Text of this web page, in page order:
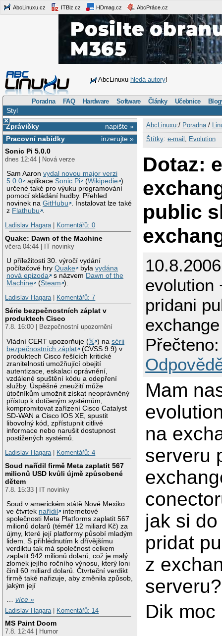
AbcLinuxu.cz ITBiz.cz HDmag.cz AbcPráce.cz
AbcLinuxu hledá autory!
Poradna FAQ Hardware Software Články Učebnice
Styl
×
napište »
Zprávičky
inzerujte »
Pracovní nabídky
Sonic Pi 5.0.0
dnes 12:44 | Nová verze
Sam Aaronvydal novou major verzi
5.0.0
aplikaceSonic Pi (Wikipedie )
určené také pro výuku programování
pomocí skládání hudby. Přehled
novinek naGitHubu
. Instalovat lze také
z Flathubu
Ladislav Hagara| Komentářů: 0
Quake: Dawn of the Machine
včera 04:44 | IT novinky
U příležitosti 30. výročí vydání
počítačové hryQuake bylavydána
nová epizoda
s názvem Dawn of the
Machine
(Steam ).
Ladislav Hagara| Komentářů: 7
Série bezpečnostních záplat v
produktech Cisco
7.8. 16:00 | Bezpečnostní upozornění
Vládní CERT upozorňuje (𝕏 ) nasérii
bezpečnostních záplat
(CVSS 9.9) v
produktech Cisco řešících kritické
zranitelnosti umožňující obejití
autentizace, eskalaci oprávnění,
vzdálené spuštění kódu a odepření
služby. Úspěšné zneužití může
útočníkům umožnit získat neoprávněný
přístup k dotčeným systémům,
kompromitovat zařízení Cisco Catalyst
SD-WAN a Cisco IOS XE, spustit
libovolný kód, zpřístupnit citlivé
informace nebo narušit dostupnost
postižených systémů.
Ladislav Hagara| Komentářů: 4
Soud nařídil firmě Meta zaplatit 567
milionů USD kvůli újmě způsobené
dětem
7.8. 15:33 | IT novinky
Soud v americkém státě Nové Mexiko
ve čtvrtek nařídil
internetové
společnosti Meta Platforms zaplatit 567
milionů dolarů (téměř 12 miliard Kč) za
újmy, které její platformy působí mladým
lidem. S přihlédnutím k dřívějšímu
verdiktu tak má společnost celkem
zaplatit 942 milionů dolarů, což je malý
zlomek jejího ročního výnosu, který loni
činil 60 miliard dolarů. Čtvrteční verdikt
firmě také nařizuje, aby změnila způsob,
jakým její
…více »
Ladislav Hagara
Komentářů: 14
MS Paint Doom
7.8. 12:44 | Humor
AbcLinuxu:/ Poradna/
Štítky: e-mail Evolution
Dotaz:
public
evolution
pridani
Mam
na
serveru
jak si
pridat
z
serveru?
Dik moc